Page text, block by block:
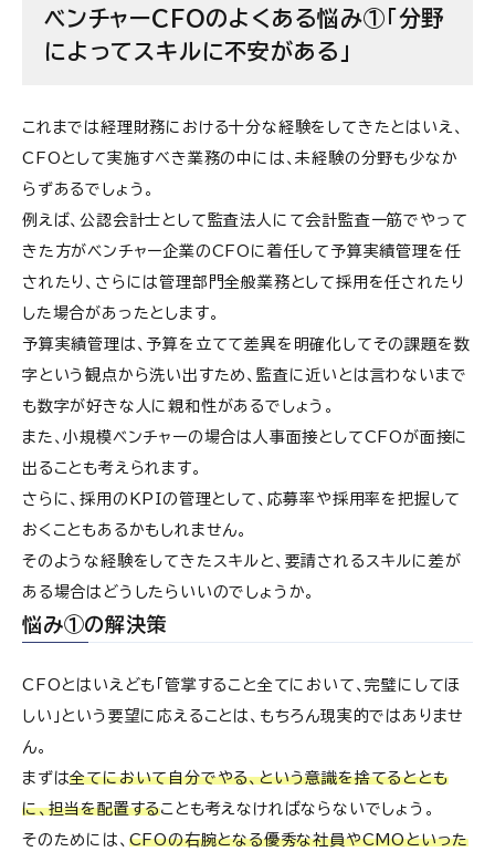
ベンチャーCFOのよくある悩み④「攻めのタイミン
ベンチャーCFOのよくある悩み⑤「資金調達と上場
準備を並行して進めなければならない」
悩み⑤の解決策
ベンチャーCFOのよくある悩み⑥「マネジメントが
悩み⑥の解決策
ベンチャーCFOのよくある悩み⑦「CEOとのより良
い関係構築が難しい」
ベンチャーCFOのよくある悩み⑧「株主やVC、社外
役員からの要請が厳しい」
悩み⑧の解決策
ベンチャーCFOのよくある悩み①「分野
によってスキルに不安がある」
これまでは経理財務における十分な経験をしてきたとはいえ、
CFOとして実施すべき業務の中には、未経験の分野も少なか
らずあるでしょう。
例えば、公認会計士として監査法人にて会計監査一筋でやって
きた方がベンチャー企業のCFOに着任して予算実績管理を任
されたり、さらには管理部門全般業務として採用を任されたり
した場合があったとします。
予算実績管理は、予算を立てて差異を明確化してその課題を数
字という観点から洗い出すため、監査に近いとは言わないまで
も数字が好きな人に親和性があるでしょう。
また、小規模ベンチャーの場合は人事面接としてCFOが面接に
出ることも考えられます。
さらに、採用のKPIの管理として、応募率や採用率を把握して
おくこともあるかもしれません。
そのような経験をしてきたスキルと、要請されるスキルに差が
ある場合はどうしたらいいのでしょうか。
悩み①の解決策
CFOとはいえども「管掌すること全てにおいて、完璧にしてほ
しい」という要望に応えることは、もちろん現実的ではありませ
ん。
まずは全てにおいて自分でやる、という意識を捨てるととも
に、担当を配置することも考えなければならないでしょう。
そのためには、 CFOの右腕となる優秀な社員やCMOといった